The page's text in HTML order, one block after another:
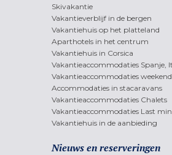
Skivakantie
Vakantieverblijf in de bergen
Vakantiehuis op het platteland
Aparthotels in het centrum
Vakantiehuis in Corsica
Vakantieaccommodaties Spanje,
Vakantieaccommodaties
Accommodaties in stacaravans
Vakantieaccommodaties Chalets
Vakantieaccommodaties Last
Vakantiehuis in de aanbieding
Nieuws en reserveringen